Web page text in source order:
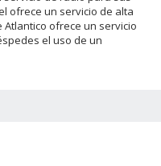
ofrece un servicio de alta
Atlantico ofrece un servicio
el uso de un